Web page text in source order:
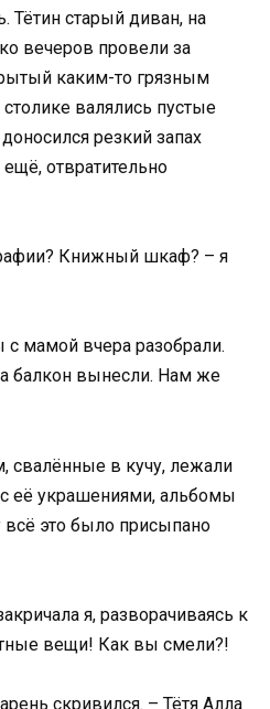
Тётин старый диван, на
вечеров провели за
каким-то грязным
валялись пустые
резкий запах
отвратительно
Книжный шкаф? – я
с мамой вчера разобрали.
балкон вынесли. Нам же
свалённые в кучу, лежали
её украшениями, альбомы
это было присыпано
я, разворачиваясь к
вещи! Как вы смели?!
скривился. – Тётя Алла